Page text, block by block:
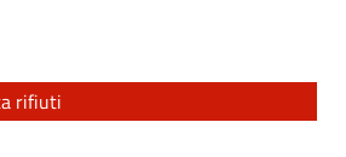
rifiuti